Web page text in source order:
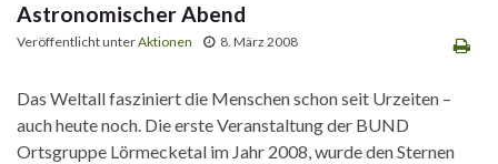
Astronomischer Abend
Veröffentlicht unterAktionen 8. März 2008
Das Weltall fasziniert die Menschen schon seit Urzeiten –
auch heute noch. Die erste Veranstaltung der BUND
Ortsgruppe Lörmecketal im Jahr 2008, wurde den Sternen